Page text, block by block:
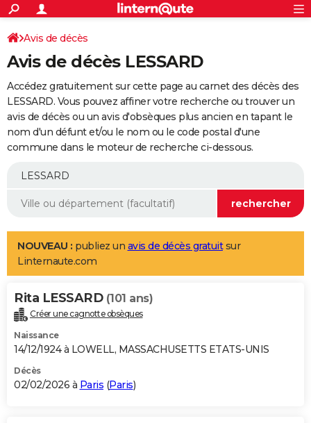
ACTUALITÉS
Politique
Société
Faits Divers
Education
Monde
Villes
+
SPORT
Coupe du monde 2026
Football
Tennis
Cyclisme
Rugby
Forum
Programme TV
TNTStreaming
Cinéma
Sorties cinéma
Musique
+FINANCE
Retraite
Epargne
Immobilier
Risques naturels par ville
Banque
Assurance
AUTO
Essais
Réserver un essai
Citadines
Berlines
SUV
Forum auto
+
Mobiles
Meilleur smartphone
Internet
Ordinateurs
Jeux vidéo
Guide high-tech
Aménagement intérieur
LIFESTYLE
Art de vivre
Bien-être
Loisirs
Mode
Modes de vie
Alimentation
Guide de la santé
Maladies
Médicaments
Sommeil
VOYAGE
Destinations
City break
Voyage nature
Voyage de noces
Forum
Climat
+PHOTO
GUIDES D'ACHAT
BONS PLANS
Avis de décès
Avis de décès LESSARD
Accédez gratuitement sur cette page au carnet des décès des
LESSARD. Vous pouvez affiner votre recherche ou trouver un
avis de décès ou un avis d'obsèques plus ancien en tapant le
nom d'un défunt et/ou le nom ou le code postal d'une
commune dans le moteur de recherche ci-dessous.
NOUVEAU : publiez un avis de décès gratuitsur
Linternaute.com
Rita LESSARD (101 ans)
Créer une cagnotte obsèques
Naissance
14/12/1924 à LOWELL, MASSACHUSETTS ETATS-UNIS
Décès
02/02/2026 à Paris (Paris)